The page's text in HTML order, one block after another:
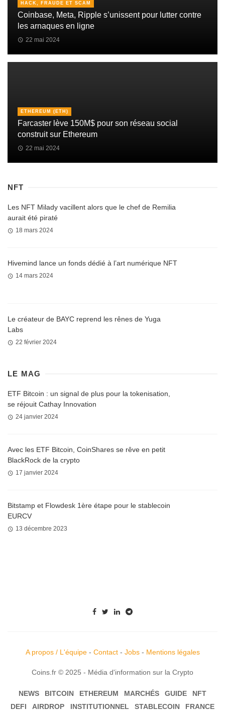
HACK, FRAUDE ET SCAM
Coinbase, Meta, Ripple s’unissent pour lutter contre
les arnaques en ligne
22 mai 2024
ETHEREUM (ETH)
Farcaster lève 150M$ pour son réseau social
construit sur Ethereum
22 mai 2024
NFT
Les NFT Milady vacillent alors que le chef de Remilia
aurait été piraté
18 mars 2024
Hivemind lance un fonds dédié à l’art numérique NFT
14 mars 2024
Le créateur de BAYC reprend les rênes de Yuga
Labs
22 février 2024
LE MAG
ETF Bitcoin : un signal de plus pour la tokenisation,
se réjouit Cathay Innovation
24 janvier 2024
Avec les ETF Bitcoin, CoinShares se rêve en petit
BlackRock de la crypto
17 janvier 2024
Bitstamp et Flowdesk 1ère étape pour le stablecoin
EURCV
13 décembre 2023
A propos / L'équipe- Contact- Jobs- Mentions légales
Coins.fr © 2025 - Média d'information sur la Crypto
NEWS BITCOIN ETHEREUM MARCHÉS GUIDE
NFT
DEFI
AIRDROP INSTITUTIONNEL STABLECOIN FRANCE